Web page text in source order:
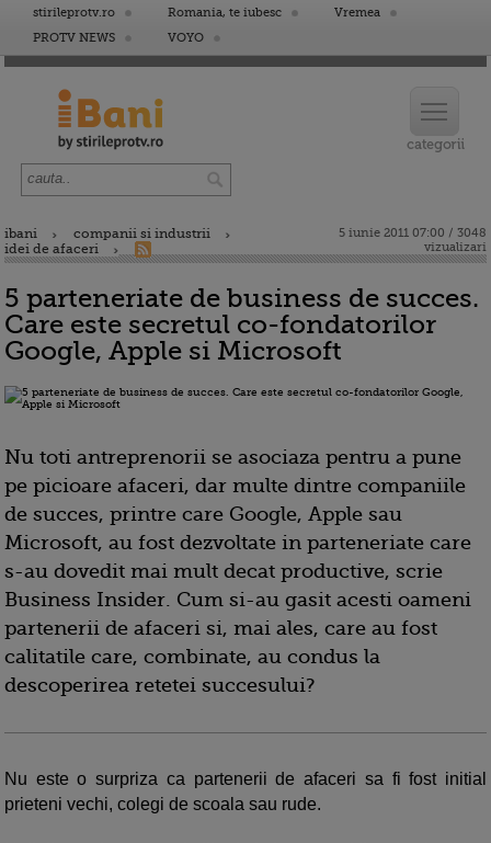
stirileprotv.ro Romania, te iubesc
Vremea
PROTV NEWS
VOYO
ibani
companii si industrii
idei de afaceri
5 iunie 2011 07:00 / 3048
vizualizari
5 parteneriate de business de succes.
Care este secretul co-fondatorilor
Google, Apple si Microsoft
Nu toti antreprenorii se asociaza pentru a pune
pe picioare afaceri, dar multe dintre companiile
de succes, printre care Google, Apple sau
Microsoft, au fost dezvoltate in parteneriate care
s-au dovedit mai mult decat productive, scrie
Business Insider. Cum si-au gasit acesti oameni
partenerii de afaceri si, mai ales, care au fost
calitatile care, combinate, au condus la
descoperirea retetei succesului?
Nu este o surpriza ca partenerii de afaceri sa fi fost initial
prieteni vechi, colegi de scoala sau rude.